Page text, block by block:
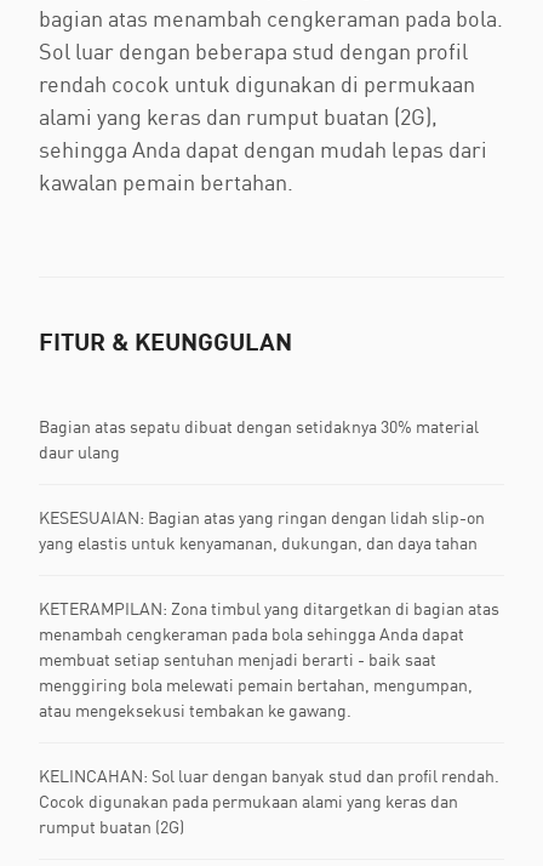
bagian atas menambah cengkeraman pada bola.
Sol luar dengan beberapa stud dengan profil
rendah cocok untuk digunakan di permukaan
alami yang keras dan rumput buatan (2G),
sehingga Anda dapat dengan mudah lepas dari
kawalan pemain bertahan.
FITUR & KEUNGGULAN
Bagian atas sepatu dibuat dengan setidaknya 30% material
daur ulang
KESESUAIAN: Bagian atas yang ringan dengan lidah slip-on
yang elastis untuk kenyamanan, dukungan, dan daya tahan
KETERAMPILAN: Zona timbul yang ditargetkan di bagian atas
menambah cengkeraman pada bola sehingga Anda dapat
membuat setiap sentuhan menjadi berarti - baik saat
menggiring bola melewati pemain bertahan, mengumpan,
atau mengeksekusi tembakan ke gawang.
KELINCAHAN: Sol luar dengan banyak stud dan profil rendah.
Cocok digunakan pada permukaan alami yang keras dan
rumput buatan (2G)